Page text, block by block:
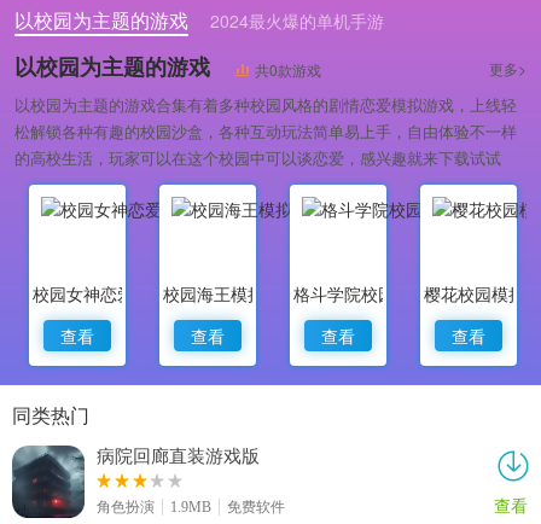
以校园为主题的游戏
2024最火爆的单机手游
2024轻松娱乐的单机手游
以校园为主题的游戏 共0款游戏 更多>
以校园为主题的游戏合集有着多种校园风格的剧情恋爱模拟游戏，上线轻
松解锁各种有趣的校园沙盒，各种互动玩法简单易上手，自由体验不一样
的高校生活，玩家可以在这个校园中可以谈恋爱，感兴趣就来下载试试
吧。
校园女神恋爱时光
查看
校园海王模拟器
查看
格斗学院校园恶霸
查看
樱花校园模拟
查看
同类热门
病院回廊直装游戏版
角色扮演 1.9MB 免费软件 查看